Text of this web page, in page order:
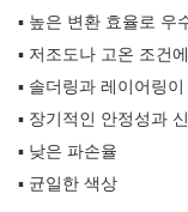
▪ 높은 변환 효율로 우
▪ 저조도나 고온 조건
▪ 솔더링과 레이어링
▪ 장기적인 안정성과
▪ 낮은 파손율
▪ 균일한 색상